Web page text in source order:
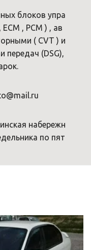
блоков упра
, PCM ) , ав
( CVT ) и
передач (DSG),
набережн
по пят